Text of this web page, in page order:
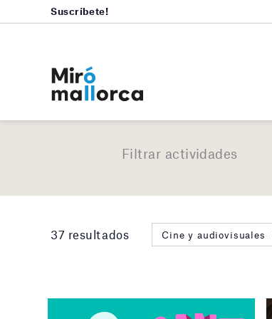
Suscríbete!
Filtrar actividades
37 resultados Cine y audiovisuales